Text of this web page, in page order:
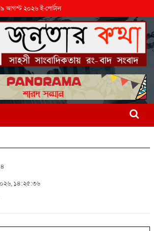
আগস্ট ২০২৬ ই-পোর্টাল
১৪:২৫:৩৬